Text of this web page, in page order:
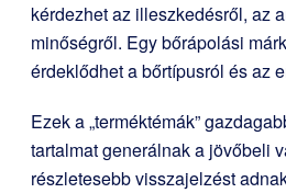
kérdezhet az illeszkedésről, az
minőségről. Egy bőrápolási
érdeklődhet a bőrtípusról és az
Ezek a „terméktémák”
tartalmat generálnak a jövőbeli
részletesebb visszajelzést